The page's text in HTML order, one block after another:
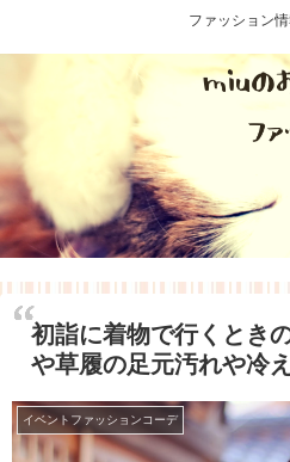
ファッション
初詣に着物で行くとき
や草履の足元汚れや冷
イベントファッションコーデ